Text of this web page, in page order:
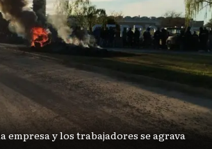
empresa y los trabajadores se agrava